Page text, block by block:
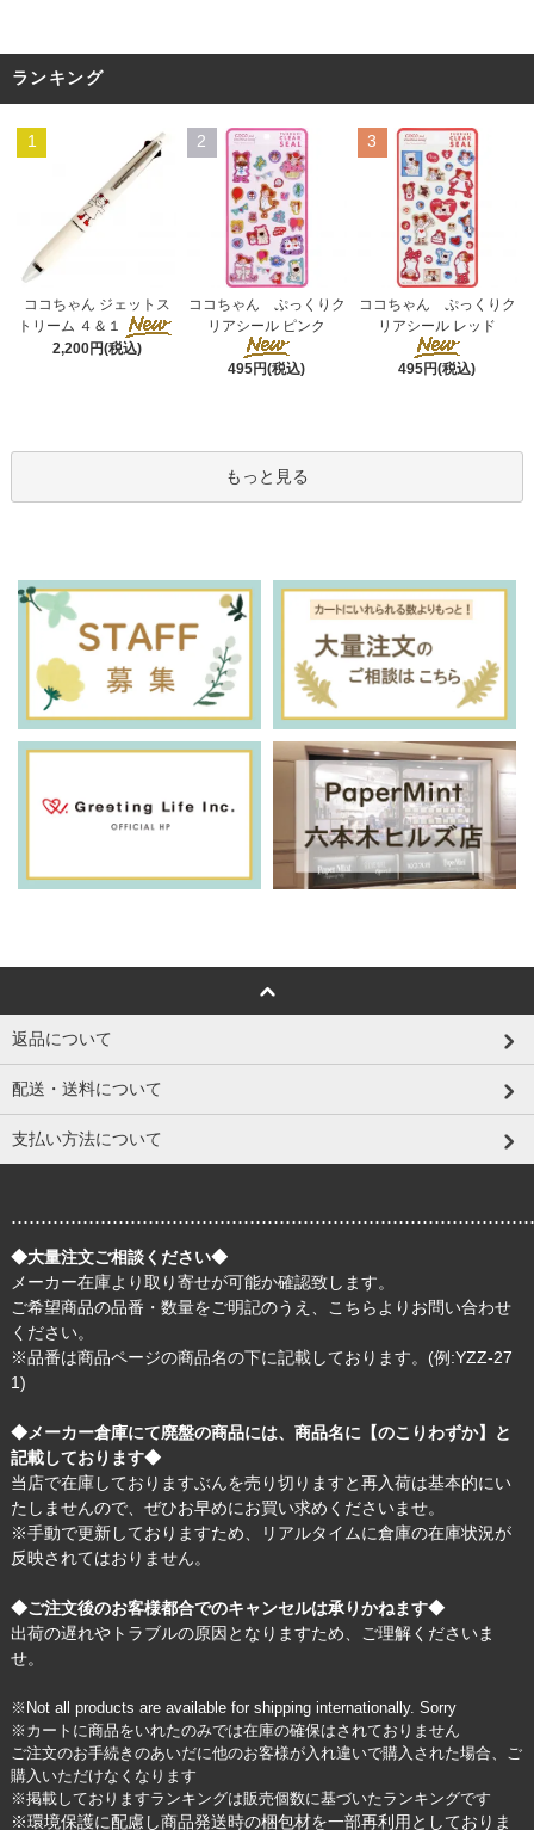
ランキング
1
ココちゃん ジェットス
トリーム ４＆１
2,200円(税込)
2
ココちゃん ぷっくりク
リアシール ピンク
495円(税込)
3
ココちゃん ぷっくりク
リアシール レッド
495円(税込)
もっと見る
返品について
配送・送料について
支払い方法について
◆大量注文ご相談ください◆
メーカー在庫より取り寄せが可能か確認致します。
ご希望商品の品番・数量をご明記のうえ、
こちら よりお問い合わせ
ください。
※品番は商品ページの商品名の下に記載しております。(例:YZZ-27
1)
◆メーカー倉庫にて廃盤の商品には、商品名に【のこりわずか】と
記載しております◆
当店で在庫しておりますぶんを売り切りますと再入荷は基本的にい
たしませんので、ぜひお早めにお買い求めくださいませ。
※手動で更新しておりますため、リアルタイムに倉庫の在庫状況が
反映されてはおりません。
◆ご注文後のお客様都合でのキャンセルは承りかねます◆
出荷の遅れやトラブルの原因となりますため、ご理解くださいま
せ。
※Not all products are available for shipping internationally. Sorry
※カートに商品をいれたのみでは在庫の確保はされておりません
ご注文のお手続きのあいだに他のお客様が入れ違いで購入された場合、ご
購入いただけなくなります
※掲載しておりますランキングは販売個数に基づいたランキングです
※環境保護に配慮し商品発送時の梱包材を一部再利用としておりま